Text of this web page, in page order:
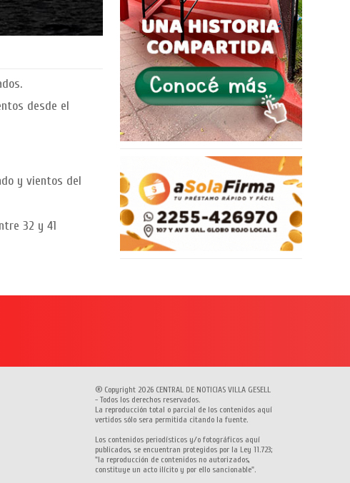
desde el
y vientos del
32 y 41
® Copyright 2026 CENTRAL DE NOTICIAS VILLA GESELL
- Todos los derechos reservados.
La reproducción total o parcial de los contenidos aquí
vertidos sólo sera permitida citando la fuente.
Los contenidos periodísticos y/o fotográficos aquí
publicados, se encuentran protegidos por la Ley 11.723;
"la reproducción de contenidos no autorizados,
constituye un acto ilícito y por ello sancionable".